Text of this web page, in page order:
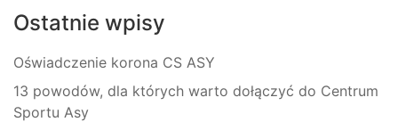
Ostatnie wpisy
Oświadczenie korona CS ASY
13 powodów, dla których warto dołączyć do Centrum
Sportu Asy